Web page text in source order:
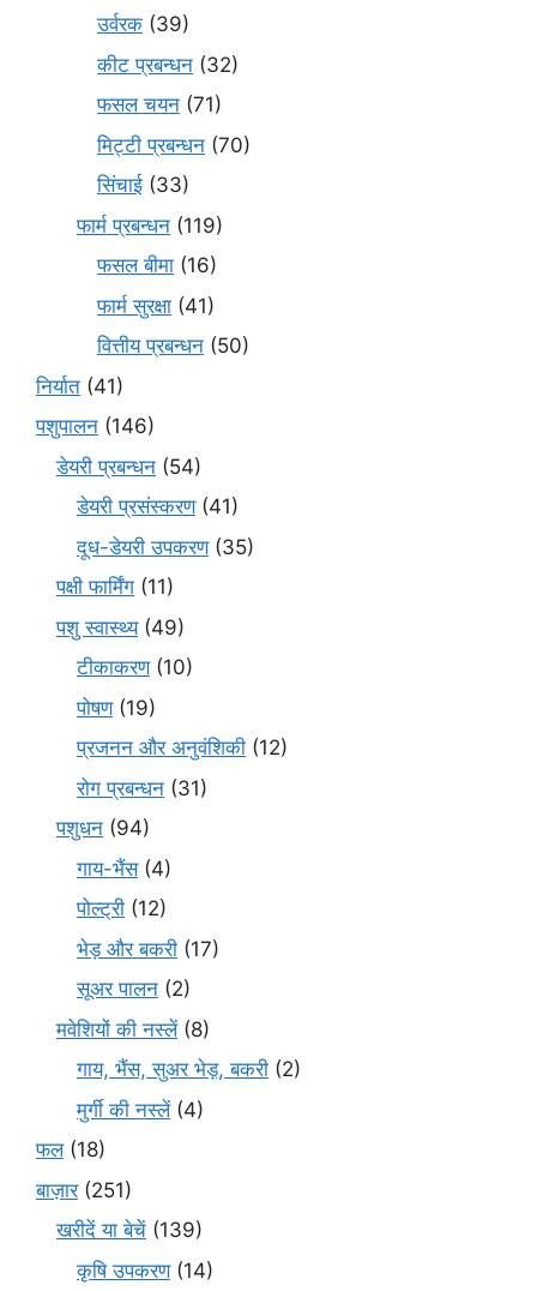
उर्वरक (39)
कीट प्रबन्धन (32)
फसल चयन (71)
मि‌ट्टी प्रबन्धन (70)
सिंचाई (33)
फार्म प्रबन्धन (119)
फसल बीमा (16)
फार्म सुरक्षा (41)
वित्तीय प्रबन्धन (50)
निर्यात (41)
पशुपालन (146)
डेयरी प्रबन्धन (54)
डेयरी प्रसंस्करण(41)
दूध-डेयरी उपकरण(35)
पक्षी फार्मिंग (11)
पशु स्वास्थ्य(49)
टीकाकरण(10)
पोषण(19)
प्रजनन और अनुवंशिकी (12)
रोग प्रबन्धन (31)
पशुधन (94)
गाय-भैंस(4)
पोल्ट्री (12)
भेड़ और बकरी (17)
सूअर पालन (2)
मवेशियों की नस्लें(8)
गाय, भैंस, सुअर भेड़, बकरी (2)
मुर्गी की नस्लें(4)
फल(18)
बाज़ार(251)
खरीदें या बेचें (139)
कृषि उपकरण(14)